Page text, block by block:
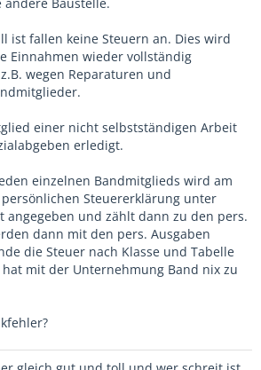
ist fallen keine Steuern an. Dies wird
Einnahmen wieder vollständig
wegen Reparaturen und
einer nicht selbstständigen Arbeit
erledigt.
einzelnen Bandmitglieds wird am
Steuererklärung unter
angegeben und zählt dann zu den pers.
dann mit den pers. Ausgaben
die Steuer nach Klasse und Tabelle
mit der Unternehmung Band nix zu